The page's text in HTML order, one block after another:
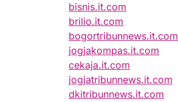
bisnis.it.com
brilio.it.com
bogortribunnews.it.com
jogjakompas.it.com
cekaja.it.com
jogjatribunnews.it.com
dkitribunnews.it.com